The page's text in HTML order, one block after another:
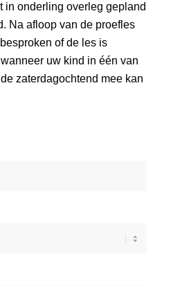
in onderling overleg gepland
Na afloop van de proefles
of de les is
uw kind in één van
zaterdagochtend mee kan